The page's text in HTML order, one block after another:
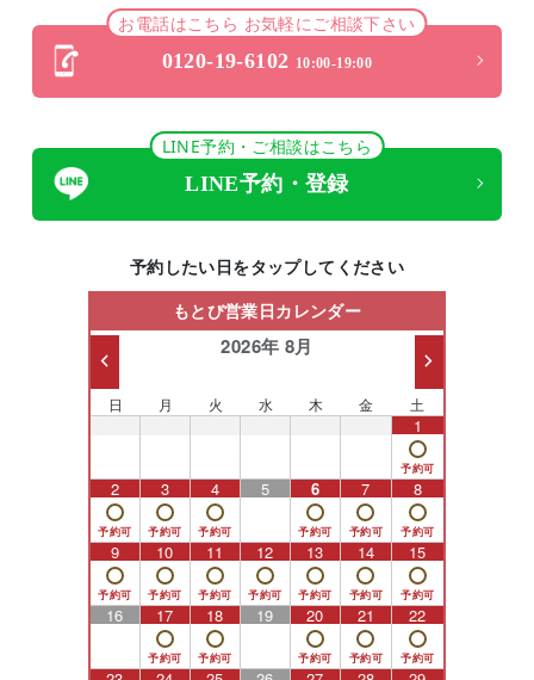
お電話はこちら お気軽にご相談下さい
0120-19-6102 10:00-19:00
LINE予約・ご相談はこちら
LINE予約・登録
予約したい日をタップしてください
もとび営業日カレンダー
2026年 8月
日 月 火 水 木 金 土
1
2 3 4 5 6 7 8
9 10 11 12 13 14 15
16 17 18 19 20 21 22